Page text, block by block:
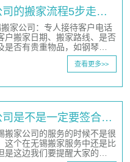
司的搬家流程5步走…
家公司：专人接待客户电话
户搬家日期、搬家路线、是否
是否有贵重物品，如钢琴…
查看更多>>
司是不是一定要签合…
搬家公司的服务的时候不是很
这个在无锡搬家服务中还是比
是这边我们要提醒大家的…